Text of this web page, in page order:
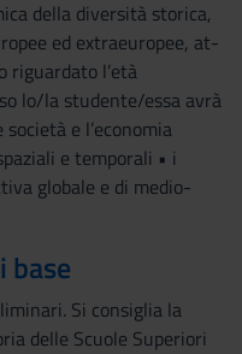
della diversità storica,
ed extraeuropee, at-
riguardato l’età
lo/la studente/essa avrà
e l’economia
e temporali • i
globale e di medio-
base
Si consiglia la
delle Scuole Superiori